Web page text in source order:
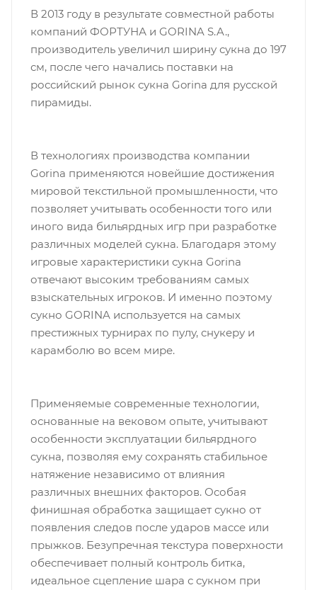
В 2013 году в результате совместной работы
компаний ФОРТУНА и GORINA S.A.,
производитель увеличил ширину сукна до 197
см, после чего начались поставки на
российский рынок сукна Gorina для русской
пирамиды.
В технологиях производства компании
Gorina применяются новейшие достижения
мировой текстильной промышленности, что
позволяет учитывать особенности того или
иного вида бильярдных игр при разработке
различных моделей сукна. Благодаря этому
игровые характеристики сукна Gorina
отвечают высоким требованиям самых
взыскательных игроков. И именно поэтому
сукно GORINA используется на самых
престижных турнирах по пулу, снукеру и
карамболю во всем мире.
Применяемые современные технологии,
основанные на вековом опыте, учитывают
особенности эксплуатации бильярдного
сукна, позволяя ему сохранять стабильное
натяжение независимо от влияния
различных внешних факторов. Особая
финишная обработка защищает сукно от
появления следов после ударов массе или
прыжков. Безупречная текстура поверхности
обеспечивает полный контроль битка,
идеальное сцепление шара с сукном при